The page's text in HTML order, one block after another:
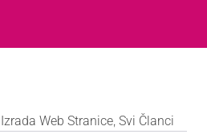
Izrada Web Stranice, Svi Članci